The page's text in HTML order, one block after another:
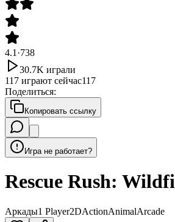
4.1 ·738
30.7K играли
117 играют сейчас117
Поделиться:
Копировать ссылку
Игра не работает?
Rescue Rush:
Аркады1 Player2DActionAnimalArcade